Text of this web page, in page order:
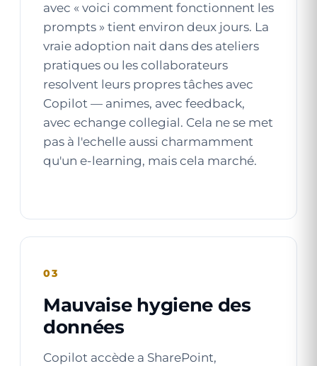
avec « voici comment fonctionnent les
prompts » tient environ deux jours. La
vraie adoption nait dans des ateliers
pratiques ou les collaborateurs
resolvent leurs propres tâches avec
Copilot — animes, avec feedback,
avec echange collegial. Cela ne se met
pas à l'echelle aussi charmamment
qu'un e-learning, mais cela marché.
03
Mauvaise hygiene des
données
Copilot accède a SharePoint,